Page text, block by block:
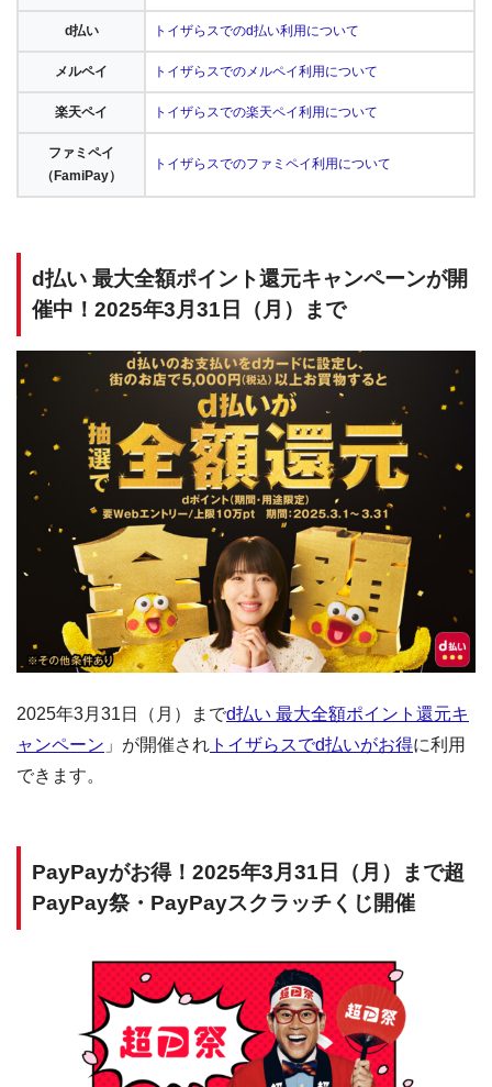
d払い トイザらスでのd払い利用について
メルペイ トイザらスでのメルペイ利用について
楽天ペイ トイザらスでの楽天ペイ利用について
ファミペイ
（FamiPay）
トイザらスでのファミペイ利用について
d払い 最大全額ポイント還元キャンペーンが開
催中！2025年3月31日（月）まで
2025年3月31日（月）までd払い 最大全額ポイント還元キ
ャンペーン 」が開催され トイザらスでd払いがお得に利用
できます。
PayPayがお得！2025年3月31日（月）まで超
PayPay祭・PayPayスクラッチくじ開催